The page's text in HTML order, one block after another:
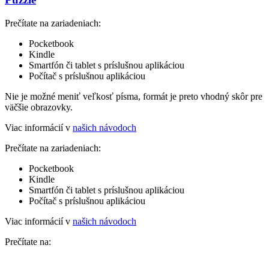
Prečítate na zariadeniach:
Pocketbook
Kindle
Smartfón či tablet s príslušnou aplikáciou
Počítač s príslušnou aplikáciou
Nie je možné meniť veľkosť písma, formát je preto vhodný skôr pre
väčšie obrazovky.
Viac informácií v našich návodoch
Prečítate na zariadeniach:
Pocketbook
Kindle
Smartfón či tablet s príslušnou aplikáciou
Počítač s príslušnou aplikáciou
Viac informácií v našich návodoch
Prečítate na: